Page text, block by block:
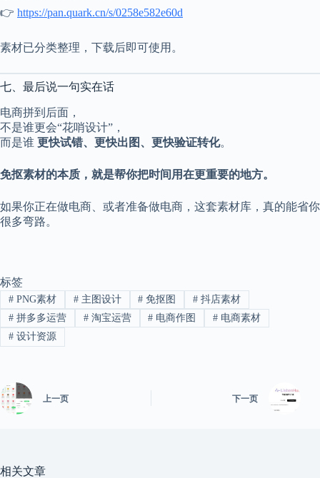
👉 https://pan.quark.cn/s/0258e582e60d
素材已分类整理，下载后即可使用。
七、最后说一句实在话
电商拼到后面，
不是谁更会“花哨设计”，
而是谁 更快试错、更快出图、更快验证转化。
免抠素材的本质，就是帮你把时间用在更重要的地方。
如果你正在做电商、或者准备做电商，这套素材库，真的能省你
很多弯路。
标签
#PNG素材 #主图设计 # 免抠图 # 抖店素材
#拼多多运营 #淘宝运营 # 电商作图 # 电商素材
#设计资源
上一页 下一页
相关文章